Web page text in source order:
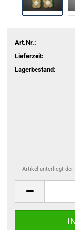
Art.Nr.:
Lieferzeit:
Lagerbestand:
Artikel unterliegt der